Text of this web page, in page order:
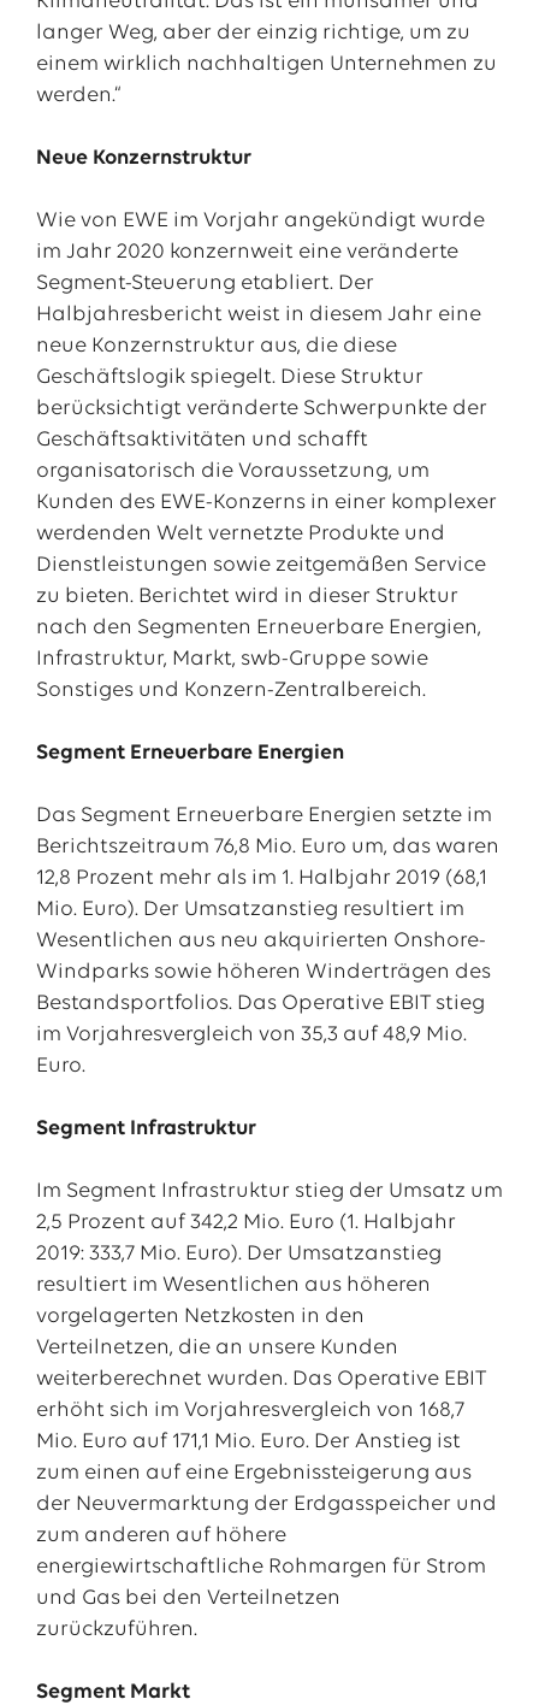
langer Weg, aber der einzig richtige, um zu
einem wirklich nachhaltigen Unternehmen zu
werden.“
Neue Konzernstruktur
Wie von EWE im Vorjahr angekündigt wurde
im Jahr 2020 konzernweit eine veränderte
Segment-Steuerung etabliert. Der
Halbjahresbericht weist in diesem Jahr eine
neue Konzernstruktur aus, die diese
Geschäftslogik spiegelt. Diese Struktur
berücksichtigt veränderte Schwerpunkte der
Geschäftsaktivitäten und schafft
organisatorisch die Voraussetzung, um
Kunden des EWE-Konzerns in einer komplexer
werdenden Welt vernetzte Produkte und
Dienstleistungen sowie zeitgemäßen Service
zu bieten. Berichtet wird in dieser Struktur
nach den Segmenten Erneuerbare Energien,
Infrastruktur, Markt, swb-Gruppe sowie
Sonstiges und Konzern-Zentralbereich.
Segment Erneuerbare Energien
Das Segment Erneuerbare Energien setzte im
Berichtszeitraum 76,8 Mio. Euro um, das waren
12,8 Prozent mehr als im 1. Halbjahr 2019 (68,1
Mio. Euro). Der Umsatzanstieg resultiert im
Wesentlichen aus neu akquirierten Onshore-
Windparks sowie höheren Winderträgen des
Bestandsportfolios. Das Operative EBIT stieg
im Vorjahresvergleich von 35,3 auf 48,9 Mio.
Euro.
Segment Infrastruktur
Im Segment Infrastruktur stieg der Umsatz um
2,5 Prozent auf 342,2 Mio. Euro (1. Halbjahr
2019: 333,7 Mio. Euro). Der Umsatzanstieg
resultiert im Wesentlichen aus höheren
vorgelagerten Netzkosten in den
Verteilnetzen, die an unsere Kunden
weiterberechnet wurden. Das Operative EBIT
erhöht sich im Vorjahresvergleich von 168,7
Mio. Euro auf 171,1 Mio. Euro. Der Anstieg ist
zum einen auf eine Ergebnissteigerung aus
der Neuvermarktung der Erdgasspeicher und
zum anderen auf höhere
energiewirtschaftliche Rohmargen für Strom
und Gas bei den Verteilnetzen
zurückzuführen.
Segment Markt